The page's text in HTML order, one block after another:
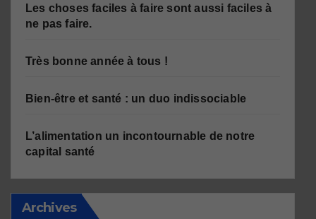
Les choses faciles à faire sont aussi faciles à
ne pas faire.
Très bonne année à tous !
Bien-être et santé : un duo indissociable
L’alimentation un incontournable de notre
capital santé
Archives